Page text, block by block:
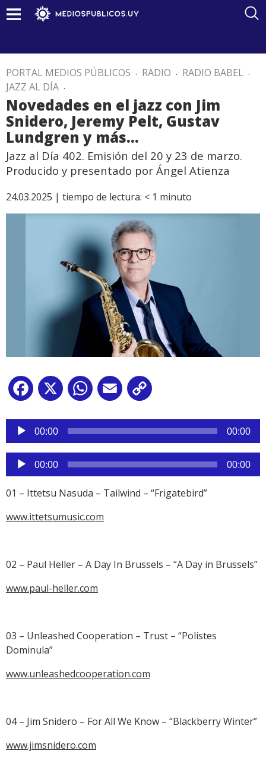
PORTAL MEDIOS PÚBLICOS . RADIO . RADIO BABEL .
JAZZ AL DÍA .
Novedades en el jazz con Jim
Snidero, Jeremy Pelt, Gustav
Lundgren y más…
Jazz al Día 402. Emisión del 20 y 23 de marzo.
Producido y presentado por Ángel Atienza
24.03.2025 | tiempo de lectura: < 1 minuto
Facebook
X WhatsApp
Email
Reproductor
audio
00:00 00:00
Reproductor
de
audio
00:00 00:00
01 – Ittetsu Nasuda – Tailwind – “Frigatebird”
www.ittetsumusic.com
02 – Paul Heller – A Day In Brussels – “A Day in Brussels”
www.paul-heller.com
03 – Unleashed Cooperation – Trust – “Polistes
Dominula”
www.unleashedcooperation.com
04 – Jim Snidero – For All We Know – “Blackberry Winter”
www.jimsnidero.com